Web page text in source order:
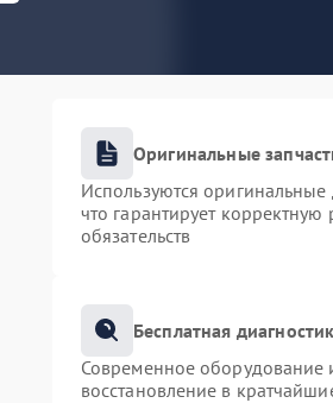
Оригинальные
Используются
что гарантирует
обязательств
Бесплатная
Современное оборудование
восстановление в